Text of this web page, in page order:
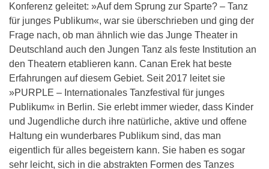
Konferenz geleitet: »Auf dem Sprung zur Sparte? – Tanz
für junges Publikum«, war sie überschrieben und ging der
Frage nach, ob man ähnlich wie das Junge Theater in
Deutschland auch den Jungen Tanz als feste Institution an
den Theatern etablieren kann. Canan Erek hat beste
Erfahrungen auf diesem Gebiet. Seit 2017 leitet sie
»PURPLE – Internationales Tanzfestival für junges
Publikum« in Berlin. Sie erlebt immer wieder, dass Kinder
und Jugendliche durch ihre natürliche, aktive und offene
Haltung ein wunderbares Publikum sind, das man
eigentlich für alles begeistern kann. Sie haben es sogar
sehr leicht, sich in die abstrakten Formen des Tanzes